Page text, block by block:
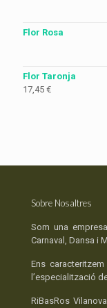
Flor Rosa
Flor Taronja
17,45 €
Sobre Nosaltres
Som una
Carnaval, Dansa i
Ens
l’especialització
RiBasRos